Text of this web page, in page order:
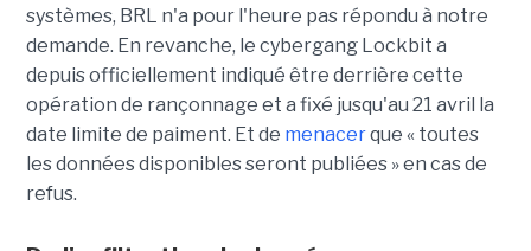
systèmes, BRL n'a pour l'heure pas répondu à notre
demande. En revanche, le cybergang Lockbit a
depuis officiellement indiqué être derrière cette
opération de rançonnage et a fixé jusqu'au 21 avril la
date limite de paiment. Et de menacerque « toutes
les données disponibles seront publiées » en cas de
refus.